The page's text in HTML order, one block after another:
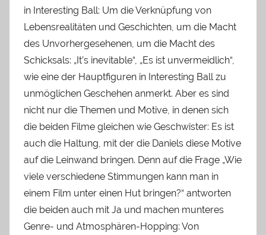
in Interesting Ball: Um die Verknüpfung von
Lebensrealitäten und Geschichten, um die Macht
des Unvorhergesehenen, um die Macht des
Schicksals: „It’s inevitable“, „Es ist unvermeidlich“,
wie eine der Hauptfiguren in Interesting Ball zu
unmöglichen Geschehen anmerkt. Aber es sind
nicht nur die Themen und Motive, in denen sich
die beiden Filme gleichen wie Geschwister: Es ist
auch die Haltung, mit der die Daniels diese Motive
auf die Leinwand bringen. Denn auf die Frage „Wie
viele verschiedene Stimmungen kann man in
einem Film unter einen Hut bringen?“ antworten
die beiden auch mit Ja und machen munteres
Genre- und Atmosphären-Hopping: Von